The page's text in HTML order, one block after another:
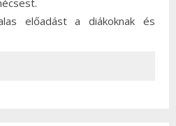
előadást a diákoknak és